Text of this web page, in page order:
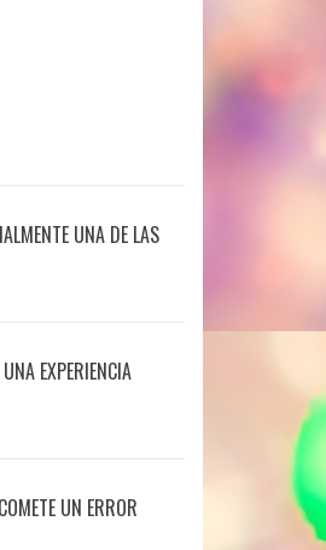
UNA DE LAS
EXPERIENCIA
UN ERROR